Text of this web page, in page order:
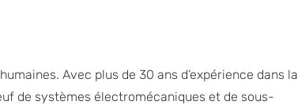
Avec plus de 30 ans d’expérience dans la
de systèmes électromécaniques et de sous-